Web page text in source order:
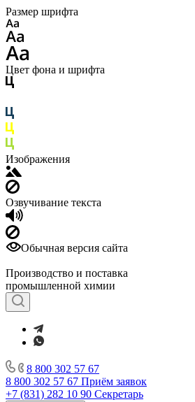
Размер шрифта
Цвет фона и шрифта
Изображения
Озвучивание текста
Обычная версия сайта
Производство и поставка
промышленной химии
8 800 302 57 67
8 800 302 57 67 Приём заявок
+7 (831) 282 10 90 Секретарь